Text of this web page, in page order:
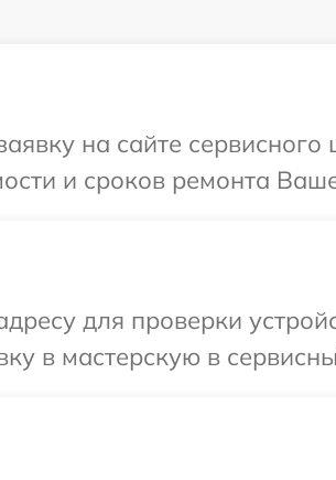
на сайте
и сроков ремонта
для проверки
в мастерскую в